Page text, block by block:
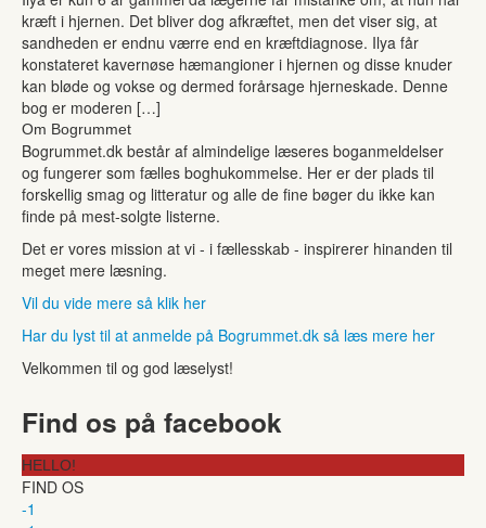
kræft i hjernen. Det bliver dog afkræftet, men det viser sig, at
sandheden er endnu værre end en kræftdiagnose. Ilya får
konstateret kavernøse hæmangioner i hjernen og disse knuder
kan bløde og vokse og dermed forårsage hjerneskade. Denne
bog er moderen […]
Om Bogrummet
Bogrummet.dk består af almindelige læseres boganmeldelser
og fungerer som fælles boghukommelse. Her er der plads til
forskellig smag og litteratur og alle de fine bøger du ikke kan
finde på mest-solgte listerne.
Det er vores mission at vi - i fællesskab - inspirerer hinanden til
meget mere læsning.
Vil du vide mere så klik her
Har du lyst til at anmelde på Bogrummet.dk så læs mere her
Velkommen til og god læselyst!
Find os på facebook
HELLO!
FIND OS
-1